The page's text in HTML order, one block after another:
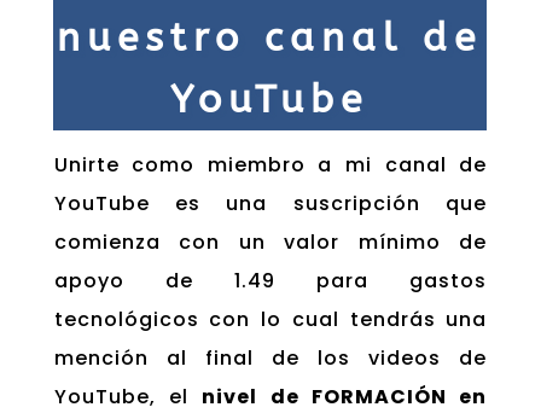
nuestro canal de
YouTube
Unirte como miembro a mi canal de
YouTube es una suscripción que
comienza con un valor mínimo de
apoyo de 1.49 para gastos
tecnológicos con lo cual tendrás una
mención al final de los videos de
YouTube, el nivel de FORMACIÓN en